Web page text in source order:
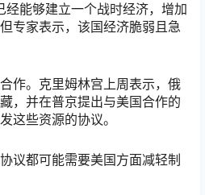
能够建立一个战时经济，增加
专家表示，该国经济脆弱且急
作。克里姆林宫上周表示，俄
，并在普京提出与美国合作的
这些资源的协议。
议都可能需要美国方面减轻制